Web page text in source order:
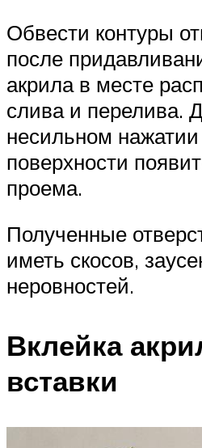
Обвести контуры
после
акрила в месте
слива и перелива.
несильном нажатии
поверхности
проема.
Полученные
иметь скосов,
неровностей.
Вклейка
вставки